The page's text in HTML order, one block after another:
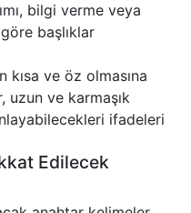
bilgi verme veya
başlıklar
kısa ve öz olmasına
uzun ve karmaşık
ifadeleri
Edilecek